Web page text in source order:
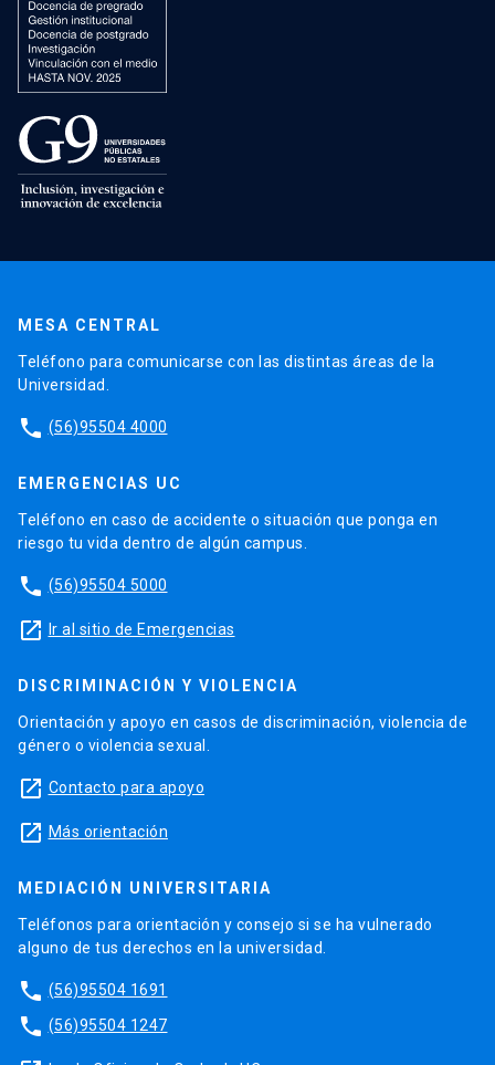
MESA CENTRAL
Teléfono para comunicarse con las distintas áreas de la
Universidad.
phone (56)95504 4000
EMERGENCIAS UC
Teléfono en caso de accidente o situación que ponga en
riesgo tu vida dentro de algún campus.
phone (56)95504 5000
launch Ir al sitio de Emergencias
DISCRIMINACIÓN Y VIOLENCIA
Orientación y apoyo en casos de discriminación, violencia de
género o violencia sexual.
launch Contacto para apoyo
launch Más orientación
MEDIACIÓN UNIVERSITARIA
Teléfonos para orientación y consejo si se ha vulnerado
alguno de tus derechos en la universidad.
phone (56)95504 1691
phone (56)95504 1247